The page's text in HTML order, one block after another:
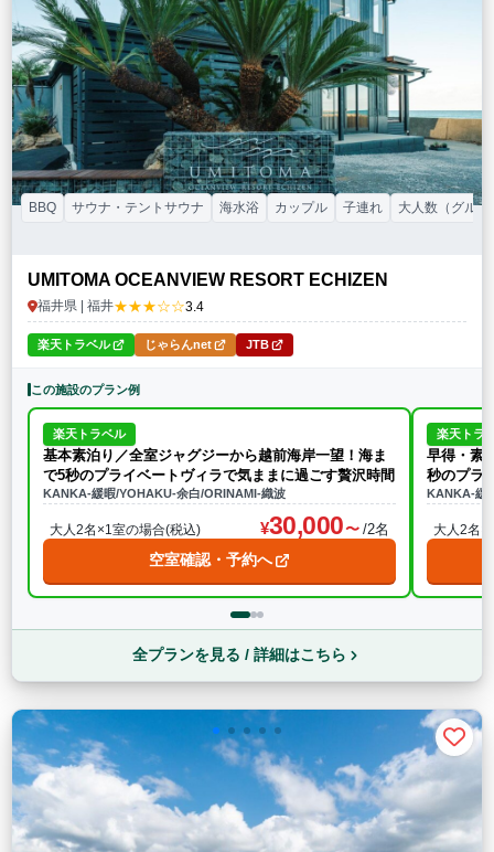
UMITOMA OCEANVIEW RESORT ECHIZEN
福井県 | 福井★★★☆☆3.4
BBQ サウナ・テントサウナ 海水浴 カップル 子連れ 大人数（グルー
楽天トラベル じゃらんnet JTB
この施設のプラン例
楽天トラベル
基本素泊り／全室ジャグジーから越前海岸一望！海ま
で5秒のプライベートヴィラで気ままに過ごす贅沢時間
KANKA-緩暇/YOHAKU-余白/ORINAMI-織波
大人2名×1室の場合(税込) 30,000 /2名
空室確認・予約へ
楽天トラ
早得・素
秒のプラ
KANKA-緩
大人2名
全プランを見る / 詳細はこちら